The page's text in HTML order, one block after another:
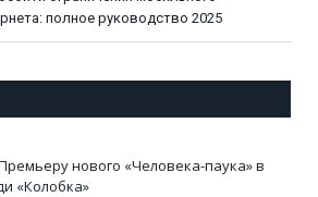
полное руководство 2025
нового «Человека-паука» в
«Колобка»